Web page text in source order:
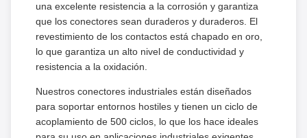
una excelente resistencia a la corrosión y garantiza
que los conectores sean duraderos y duraderos. El
revestimiento de los contactos está chapado en oro,
lo que garantiza un alto nivel de conductividad y
resistencia a la oxidación.
Nuestros conectores industriales están diseñados
para soportar entornos hostiles y tienen un ciclo de
acoplamiento de 500 ciclos, lo que los hace ideales